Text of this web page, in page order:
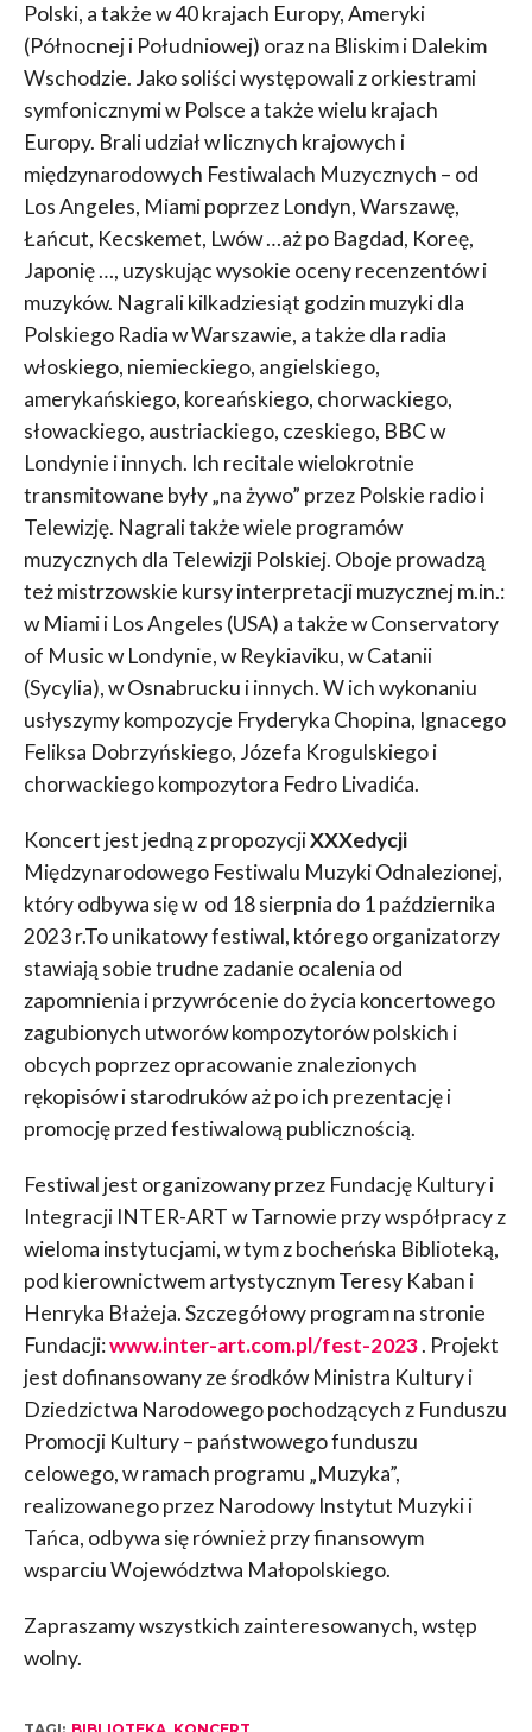
Polski, a także w 40 krajach Europy, Ameryki
(Północnej i Południowej) oraz na Bliskim i Dalekim
Wschodzie. Jako soliści występowali z orkiestrami
symfonicznymi w Polsce a także wielu krajach
Europy. Brali udział w licznych krajowych i
międzynarodowych Festiwalach Muzycznych – od
Los Angeles, Miami poprzez Londyn, Warszawę,
Łańcut, Kecskemet, Lwów …aż po Bagdad, Koreę,
Japonię …, uzyskując wysokie oceny recenzentów i
muzyków. Nagrali kilkadziesiąt godzin muzyki dla
Polskiego Radia w Warszawie, a także dla radia
włoskiego, niemieckiego, angielskiego,
amerykańskiego, koreańskiego, chorwackiego,
słowackiego, austriackiego, czeskiego, BBC w
Londynie i innych. Ich recitale wielokrotnie
transmitowane były „na żywo” przez Polskie radio i
Telewizję. Nagrali także wiele programów
muzycznych dla Telewizji Polskiej. Oboje prowadzą
też mistrzowskie kursy interpretacji muzycznej m.in.:
w Miami i Los Angeles (USA) a także w Conservatory
of Music w Londynie, w Reykiaviku, w Catanii
(Sycylia), w Osnabrucku i innych. W ich wykonaniu
usłyszymy kompozycje Fryderyka Chopina, Ignacego
Feliksa Dobrzyńskiego, Józefa Krogulskiego i
chorwackiego kompozytora Fedro Livadića.
Koncert jest jedną z propozycjiXXXedycji
Międzynarodowego Festiwalu Muzyki Odnalezionej,
który odbywa się w od 18 sierpnia do 1 października
2023 r.To unikatowy festiwal, którego organizatorzy
stawiają sobie trudne zadanie ocalenia od
zapomnienia i przywrócenie do życia koncertowego
zagubionych utworów kompozytorów polskich i
obcych poprzez opracowanie znalezionych
rękopisów i starodruków aż po ich prezentację i
promocję przed festiwalową publicznością.
Festiwal jest organizowany przez Fundację Kultury i
Integracji INTER-ART w Tarnowie przy współpracy z
wieloma instytucjami, w tym z bocheńska Biblioteką,
pod kierownictwem artystycznym Teresy Kaban i
Henryka Błażeja. Szczegółowy program na stronie
Fundacji:www.inter-art.com.pl/fest-2023. Projekt
jest dofinansowany ze środków Ministra Kultury i
Dziedzictwa Narodowego pochodzących z Funduszu
Promocji Kultury – państwowego funduszu
celowego, w ramach programu „Muzyka”,
realizowanego przez Narodowy Instytut Muzyki i
Tańca, odbywa się również przy finansowym
wsparciu Województwa Małopolskiego.
Zapraszamy wszystkich zainteresowanych, wstęp
wolny.